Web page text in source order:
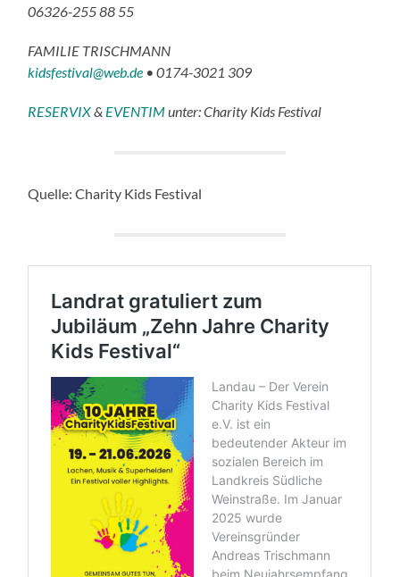
06326-255 88 55
FAMILIE TRISCHMANN
kidsfestival@web.de • 0174-3021 309
RESERVIX& EVENTIMunter: Charity Kids Festival
Quelle: Charity Kids Festival